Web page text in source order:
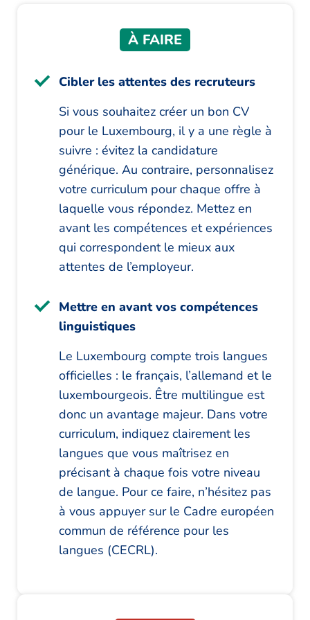
À FAIRE
Cibler les attentes des recruteurs
Si vous souhaitez créer un bon CV
pour le Luxembourg, il y a une règle à
suivre : évitez la candidature
générique. Au contraire, personnalisez
votre curriculum pour chaque offre à
laquelle vous répondez. Mettez en
avant les compétences et expériences
qui correspondent le mieux aux
attentes de l’employeur.
Mettre en avant vos compétences
linguistiques
Le Luxembourg compte trois langues
officielles : le français, l’allemand et le
luxembourgeois. Être multilingue est
donc un avantage majeur. Dans votre
curriculum, indiquez clairement les
langues que vous maîtrisez en
précisant à chaque fois votre niveau
de langue. Pour ce faire, n’hésitez pas
à vous appuyer sur le Cadre européen
commun de référence pour les
langues (CECRL).